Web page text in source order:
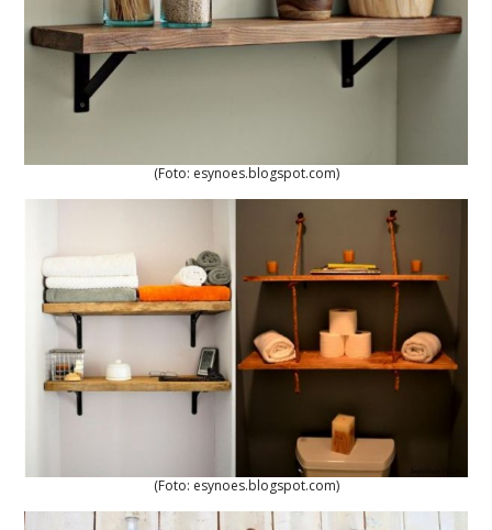
(Foto: esynoes.blogspot.com)
(Foto: esynoes.blogspot.com)